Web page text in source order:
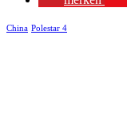
China Polestar 4